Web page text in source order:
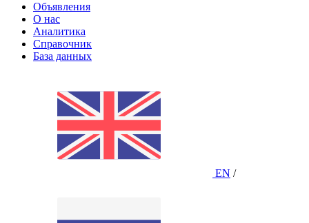
Объявления
О нас
Аналитика
Справочник
База данных
EN /